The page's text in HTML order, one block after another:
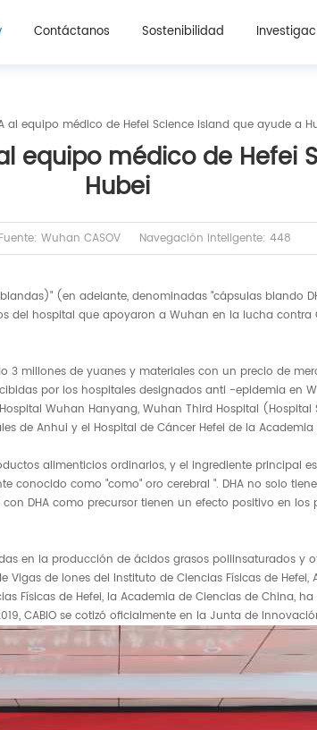
Contáctanos Sostenibilidad
al equipo médico de Hefei Science Island que ayude a
equipo médico de Hefei
Hubei
Fuente: Wuhan CASOV Navegación inteligente: 448
(en adelante, denominadas "cápsulas blando
del hospital que apoyaron a Wuhan en la lucha
3 millones de yuanes y materiales con un precio de
por los hospitales designados anti -epidemia en
Wuhan Hanyang, Wuhan Third Hospital
de Anhui y el Hospital de Cáncer Hefei de la
alimenticios ordinarios, y el ingrediente principal
como "como" oro cerebral ". DHA no solo
DHA como precursor tienen un efecto positivo en
en la producción de ácidos grasos poliinsaturados y
de iones del Instituto de Ciencias Físicas de
Físicas de Hefei, la Academia de Ciencias de China,
CABIO se cotizó oficialmente en la Junta de